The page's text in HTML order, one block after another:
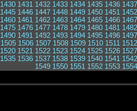
1430 1431 1432 1433 1434 1435 1436 1437
1445 1446 1447 1448 1449 1450 1451 1452
1460 1461 1462 1463 1464 1465 1466 1467
1475 1476 1477 1478 1479 1480 1481 1482
1490 1491 1492 1493 1494 1495 1496 1497
1505 1506 1507 1508 1509 1510 1511 1512
1520 1521 1522 1523 1524 1525 1526 1527
1535 1536 1537 1538 1539 1540 1541 1542
1549 1550 1551 1552 1553 1554